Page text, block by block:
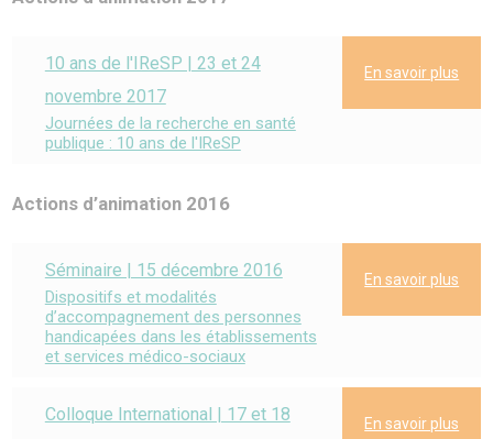
10 ans de l'IReSP | 23 et 24
novembre 2017
Journées de la recherche en santé
publique : 10 ans de l'IReSP
En savoir plus
Actions d’animation 2016
Séminaire | 15 décembre 2016
Dispositifs et modalités
d’accompagnement des personnes
handicapées dans les établissements
et services médico-sociaux
En savoir plus
Colloque International | 17 et 18
En savoir plus